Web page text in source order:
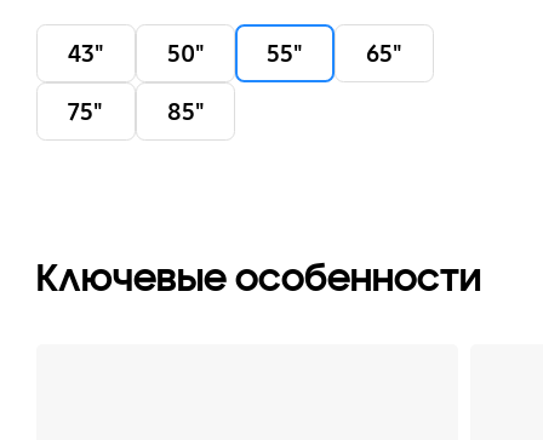
43" 50" 55"
65"
75"
85"
Ключевые особенности